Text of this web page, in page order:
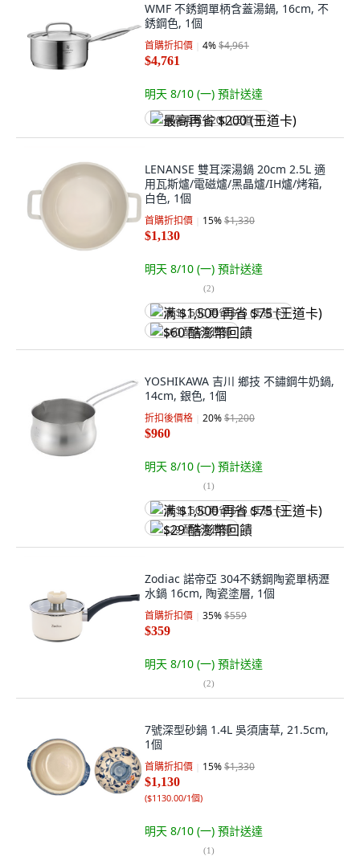
WMF 不銹鋼單柄含蓋湯鍋, 16cm, 不
銹鋼色, 1個
首購折扣價 4%$4,961
$4,761
明天 8/10 (一) 預計送達
最高再省 $200 (王道卡)
LENANSE 雙耳深湯鍋 20cm 2.5L 適
用瓦斯爐/電磁爐/黑晶爐/IH爐/烤箱,
白色, 1個
首購折扣價 15%$1,330
$1,130
明天 8/10 (一) 預計送達
(2)
满 $1,500 再省 $75 (王道卡)
$60 酷澎幣回饋
YOSHIKAWA 吉川 鄉技 不鏽鋼牛奶鍋,
14cm, 銀色, 1個
折扣後價格 20%$1,200
$960
明天 8/10 (一) 預計送達
(1)
满 $1,500 再省 $75 (王道卡)
$29 酷澎幣回饋
Zodiac 諾帝亞 304不銹鋼陶瓷單柄瀝
水鍋 16cm, 陶瓷塗層, 1個
首購折扣價 35%$559
$359
明天 8/10 (一) 預計送達
(2)
7號深型砂鍋 1.4L 吳須唐草, 21.5cm,
1個
首購折扣價 15%$1,330
$1,130
($1130.00/1個)
明天 8/10 (一) 預計送達
(1)